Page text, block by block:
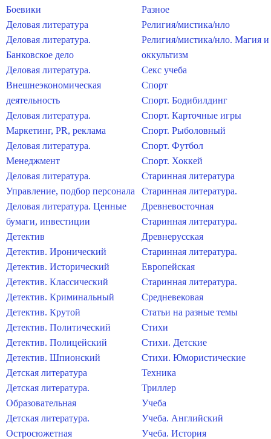
Боевики
Деловая литература
Деловая литература.
Банковское дело
Деловая литература.
Внешнеэкономическая
деятельность
Деловая литература.
Маркетинг, PR, реклама
Деловая литература.
Менеджмент
Деловая литература.
Управление, подбор персонала
Деловая литература. Ценные
бумаги, инвестиции
Детектив
Детектив. Иронический
Детектив. Исторический
Детектив. Классический
Детектив. Криминальный
Детектив. Крутой
Детектив. Политический
Детектив. Полицейский
Детектив. Шпионский
Детская литература
Детская литература.
Образовательная
Детская литература.
Остросюжетная
Разное
Религия/мистика/нло
Религия/мистика/нло. Магия и
оккультизм
Секс учеба
Спорт
Спорт. Бодибилдинг
Спорт. Карточные игры
Спорт. Рыболовный
Спорт. Футбол
Спорт. Хоккей
Старинная литература
Старинная литература.
Древневосточная
Старинная литература.
Древнерусская
Старинная литература.
Европейская
Старинная литература.
Средневековая
Статьи на разные темы
Стихи
Стихи. Детские
Стихи. Юмористические
Техника
Триллер
Учеба
Учеба. Английский
Учеба. История